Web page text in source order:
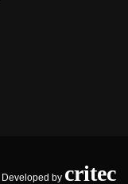
Developed by critec